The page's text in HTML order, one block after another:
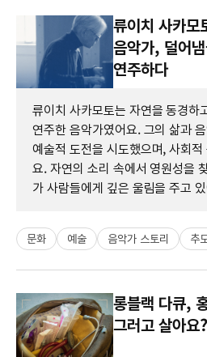
류이치 사카모
음악가, 덜어
연주하다
류이치 사카모토는 자연을 동경하
연주한 음악가였어요. 그의 삶과
예술적 도전을 시도했으며, 사회
요. 자연의 소리 속에서 영원성을
가 사람들에게 깊은 울림을 주고
문화 예술 음악가 스토리 추
롱블랙 다큐,
그러고 살아요